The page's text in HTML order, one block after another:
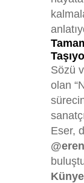
Sözü
olan
Eser,